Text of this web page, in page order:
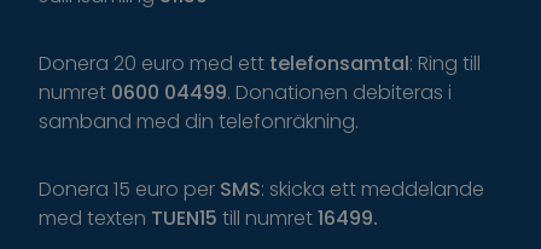
Donera 20 euro med ett telefonsamtal: Ring till
numret 0600 04499. Donationen debiteras i
samband med din telefonräkning.
Donera 15 euro per SMS: skicka ett meddelande
med texten TUEN15 till numret16499.